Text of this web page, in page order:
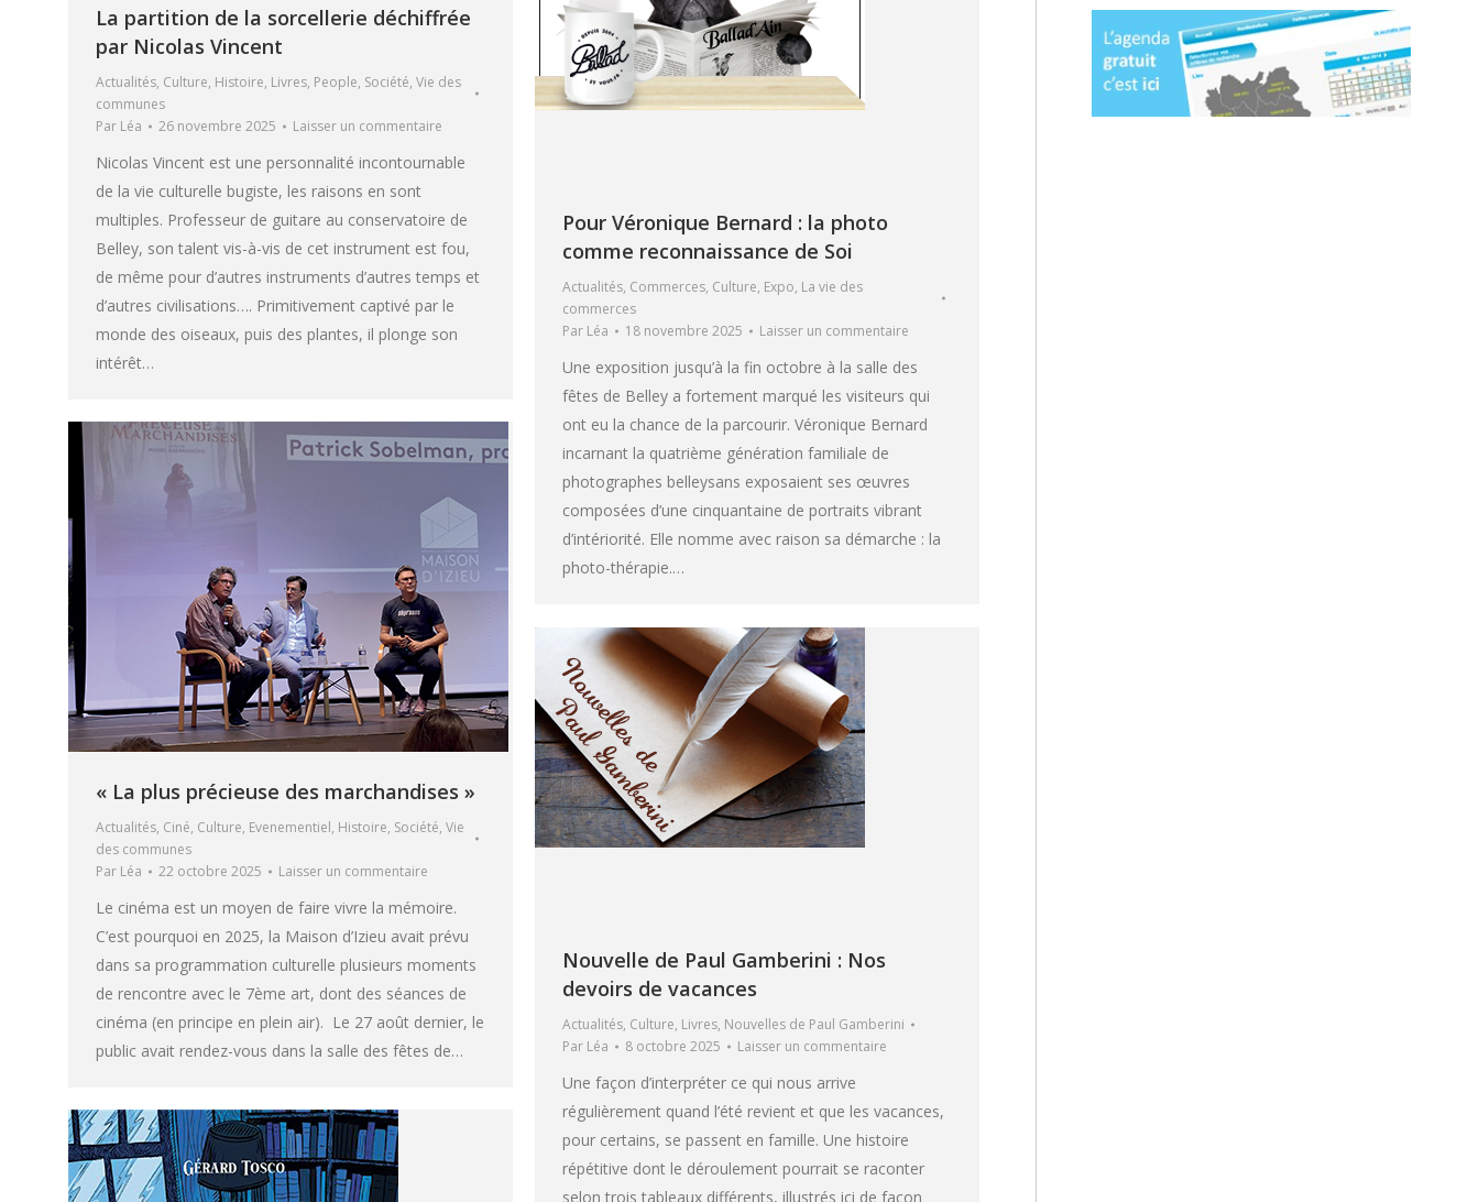
La partition de la sorcellerie déchiffrée
par Nicolas Vincent
Actualités, Culture, Histoire, Livres, People, Société, Vie des
communes
Par Léa 26 novembre 2025 Laisser un commentaire
Nicolas Vincent est une personnalité incontournable
de la vie culturelle bugiste, les raisons en sont
multiples. Professeur de guitare au conservatoire de
Belley, son talent vis-à-vis de cet instrument est fou,
de même pour d’autres instruments d’autres temps et
d’autres civilisations…. Primitivement captivé par le
monde des oiseaux, puis des plantes, il plonge son
intérêt…
Pour Véronique Bernard : la photo
comme reconnaissance de Soi
Actualités, Commerces, Culture, Expo, La vie des
commerces
Par Léa 18 novembre 2025 Laisser un commentaire
Une exposition jusqu’à la fin octobre à la salle des
fêtes de Belley a fortement marqué les visiteurs qui
ont eu la chance de la parcourir. Véronique Bernard
incarnant la quatrième génération familiale de
photographes belleysans exposaient ses œuvres
composées d’une cinquantaine de portraits vibrant
d’intériorité. Elle nomme avec raison sa démarche : la
photo-thérapie.…
« La plus précieuse des marchandises »
Actualités, Ciné, Culture, Evenementiel, Histoire, Société, Vie
des communes
Par Léa 22 octobre 2025 Laisser un commentaire
Le cinéma est un moyen de faire vivre la mémoire.
C’est pourquoi en 2025, la Maison d’Izieu avait prévu
dans sa programmation culturelle plusieurs moments
de rencontre avec le 7ème art, dont des séances de
cinéma (en principe en plein air). Le 27 août dernier, le
public avait rendez-vous dans la salle des fêtes de…
Nouvelle de Paul Gamberini : Nos
devoirs de vacances
Actualités, Culture, Livres, Nouvelles de Paul Gamberini
Par Léa 8 octobre 2025 Laisser un commentaire
Une façon d’interpréter ce qui nous arrive
régulièrement quand l’été revient et que les vacances,
pour certains, se passent en famille. Une histoire
répétitive dont le déroulement pourrait se raconter
selon trois tableaux différents, illustrés ici de façon